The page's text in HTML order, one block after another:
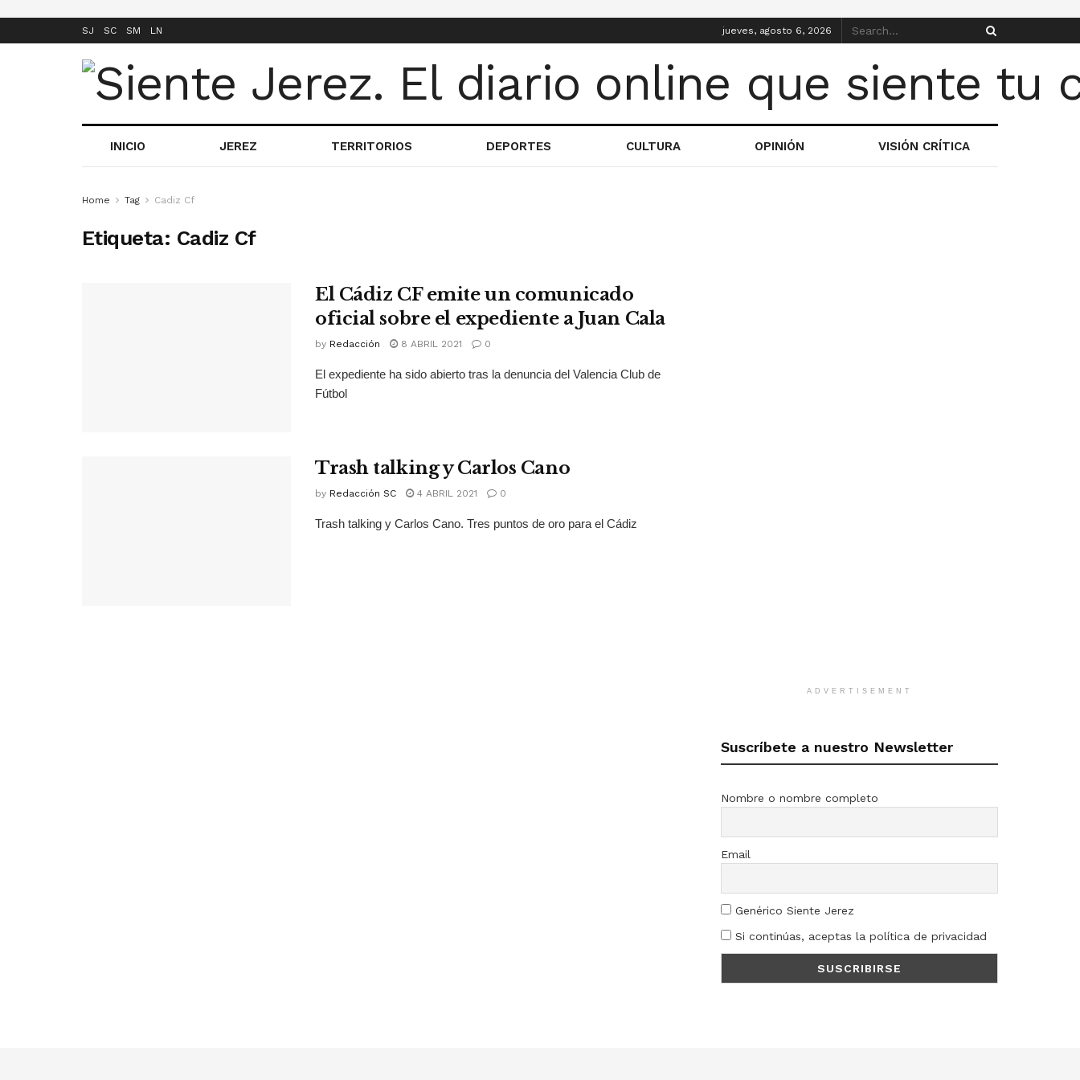
SJ SC SM LN jueves, agosto 6, 2026
INICIO JEREZ TERRITORIOS DEPORTES CULTURA OPINIÓN VISIÓN CRÍTICA
Home Tag Cadiz Cf
Etiqueta: Cadiz Cf
El Cádiz CF emite un comunicado
oficial sobre el expediente a Juan Cala
by Redacción 8 ABRIL 2021 0
El expediente ha sido abierto tras la denuncia del Valencia Club de
Fútbol
Trash talking y Carlos Cano
by Redacción SC 4 ABRIL 2021 0
Trash talking y Carlos Cano. Tres puntos de oro para el Cádiz
ADVERTISEMENT
Suscríbete a nuestro Newsletter
Nombre o nombre completo
Email
Genérico Siente Jerez
Si continúas, aceptas la política de privacidad